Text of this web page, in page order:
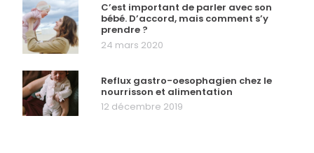
C’est important de parler avec son
bébé. D’accord, mais comment s’y
prendre ?
24 mars 2020
Reflux gastro-oesophagien chez le
nourrisson et alimentation
12 décembre 2019